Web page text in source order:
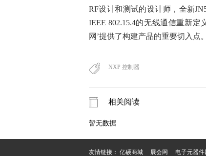
RF设计和测试的设计师，全新
IEEE 802.15.4的无线通信重新
网’提供了构建产品的重要切入点
NXP 控制器
相关阅读
暂无数据
友情链接： 亿硕商城 展会网 电子元器件